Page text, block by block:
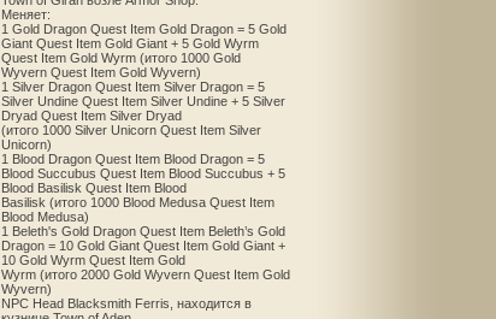
Меняет:
1 Gold Dragon Quest Item Gold Dragon = 5 Gold
Giant Quest Item Gold Giant + 5 Gold Wyrm
Quest Item Gold Wyrm (итого 1000 Gold
Wyvern Quest Item Gold Wyvern)
1 Silver Dragon Quest Item Silver Dragon = 5
Silver Undine Quest Item Silver Undine + 5 Silver
Dryad Quest Item Silver Dryad
(итого 1000 Silver Unicorn Quest Item Silver
Unicorn)
1 Blood Dragon Quest Item Blood Dragon = 5
Blood Succubus Quest Item Blood Succubus + 5
Blood Basilisk Quest Item Blood
Basilisk (итого 1000 Blood Medusa Quest Item
Blood Medusa)
1 Beleth's Gold Dragon Quest Item Beleth’s Gold
Dragon = 10 Gold Giant Quest Item Gold Giant +
10 Gold Wyrm Quest Item Gold
Wyrm (итого 2000 Gold Wyvern Quest Item Gold
Wyvern)
NPC Head Blacksmith Ferris, находится в